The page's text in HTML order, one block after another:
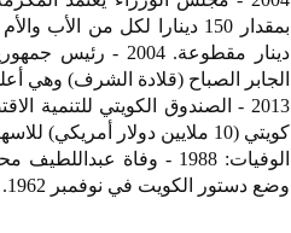
دينار مقطوعة.
الجابر الصباح (قلادة الشرف) وهي
كويتي (10 ملايين دولار أمريكي) للاسهام في تمويل مشروع طريق (كباليمي - ادجالي - اتاكبامي).
وضع دستور الكويت في نوفمبر 1962.